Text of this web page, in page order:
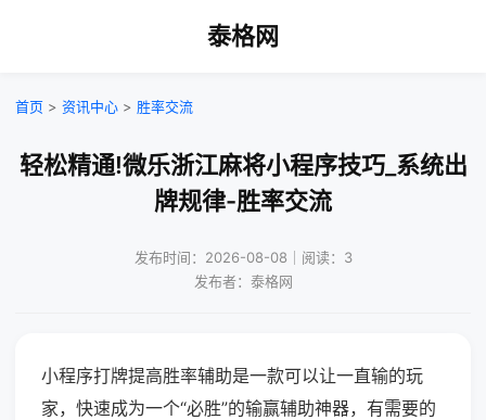
泰格网
首页 > 资讯中心 > 胜率交流
轻松精通!微乐浙江麻将小程序技巧_系统出
牌规律-胜率交流
发布时间：2026-08-08｜阅读：3
发布者：泰格网
小程序打牌提高胜率辅助是一款可以让一直输的玩
家，快速成为一个“必胜”的输赢辅助神器，有需要的